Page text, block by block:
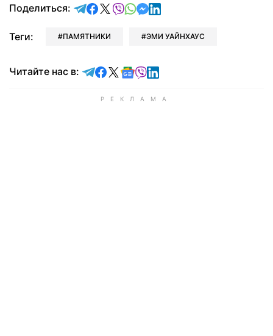
Поделиться: отправить в Telegram
поделиться в Facebook
поделиться в X
отправить в Viber
отправить в Whatsapp
отправить в Messenger
отправить в LinkedIn
Теги: ПАМЯТНИКИ ЭМИ УАЙНХАУС
Читайте нас в: Читайте в Telegram
Читайте в Facebook
Читайте в X
Читайте в Google news
Читайте в Viber
Читайте в LinkedIn